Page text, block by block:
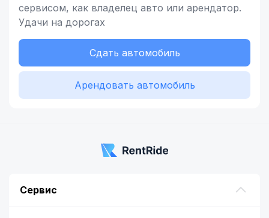
сервисом, как владелец авто или арендатор.
Удачи на дорогах
Сдать автомобиль
Арендовать автомобиль
Сервис